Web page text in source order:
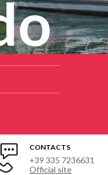
CONTACTS
+39 335 7236631
Official site